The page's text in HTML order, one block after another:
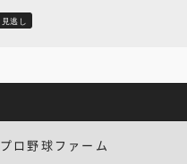
見逃し
プロ野球ファーム